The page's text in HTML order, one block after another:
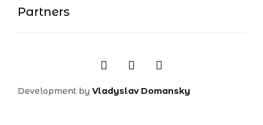
Development by Vladyslav Domansky